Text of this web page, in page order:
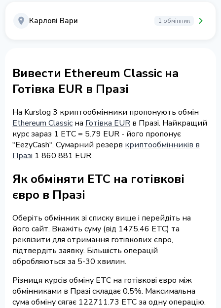
Карлові Вари 1 обмінник
Вивести Ethereum Classic на
Готівка EUR в Празі
На Kurslog 3 криптообмінники пропонують обмін
Ethereum Classic на Готівка EUR в Празі. Найкращий
курс зараз 1 ETC = 5.79 EUR - його пропонує
"EezyCash". Сумарний резерв криптообмінників в
Празі 1 860 881 EUR.
Як обміняти ETC на готівкові
євро в Празі
Оберіть обмінник зі списку вище і перейдіть на
його сайт. Вкажіть суму (від 1475.46 ETC) та
реквізити для отримання готівкових євро,
підтвердіть заявку. Більшість операцій
обробляються за 5-30 хвилин.
Різниця курсів обміну ETC на готівкові євро між
обмінниками в Празі складає 0.5%. Максимальна
сума обміну сягає 122711.73 ETC за одну операцію.